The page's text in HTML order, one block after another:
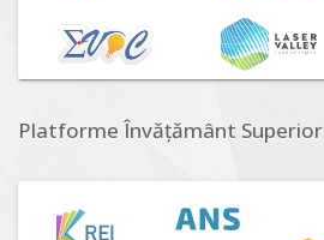
Platforme Învățământ Superior